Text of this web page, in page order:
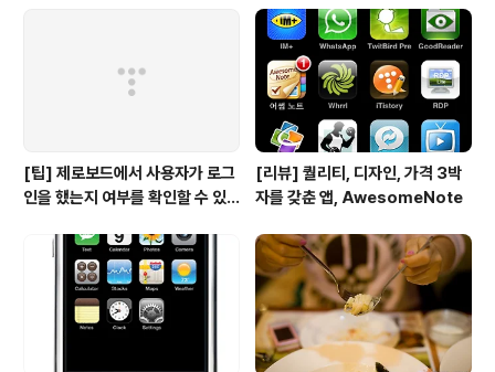
[팁] 제로보드에서 사용자가 로그
인을 했는지 여부를 확인할 수 있
[리뷰] 퀄리티, 디자인, 가격 3박
자를 갖춘 앱, AwesomeNote